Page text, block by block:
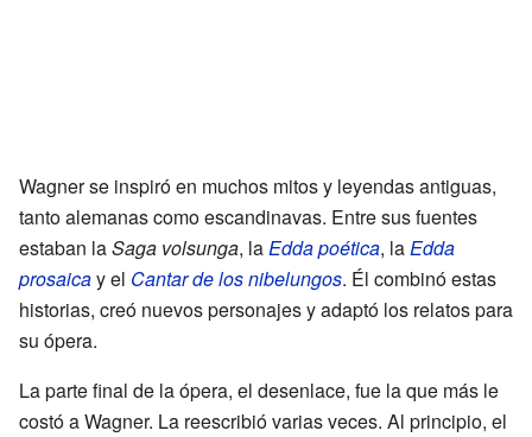
Wagner se inspiró en muchos mitos y leyendas antiguas,
tanto alemanas como escandinavas. Entre sus fuentes
estaban laSaga volsunga, laEdda poética, laEdda
prosaicay el Cantar de los nibelungos. Él combinó estas
historias, creó nuevos personajes y adaptó los relatos para
su ópera.
La parte final de la ópera, el desenlace, fue la que más le
costó a Wagner. La reescribió varias veces. Al principio, el